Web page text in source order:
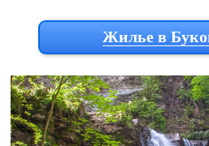
Жилье в